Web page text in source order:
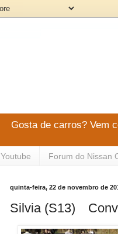
Gosta de carros? Vem
Youtube Forum do Nissan
quinta-feira, 22 de novembro de
Silvia (S13)